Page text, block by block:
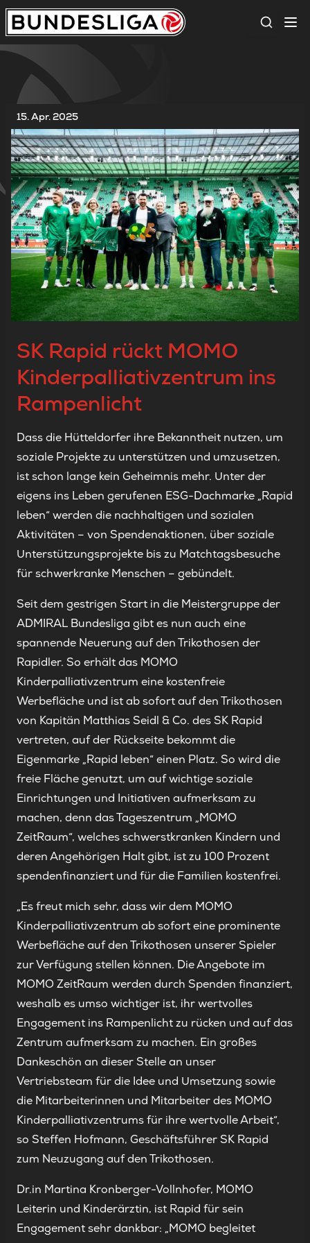
Suche
15. Apr. 2025
SK Rapid rückt MOMO
Kinderpalliativzentrum ins
Rampenlicht
Dass die Hütteldorfer ihre Bekanntheit nutzen, um
soziale Projekte zu unterstützen und umzusetzen,
ist schon lange kein Geheimnis mehr. Unter der
eigens ins Leben gerufenen ESG-Dachmarke „Rapid
leben“ werden die nachhaltigen und sozialen
Aktivitäten – von Spendenaktionen, über soziale
Unterstützungsprojekte bis zu Matchtagsbesuche
für schwerkranke Menschen – gebündelt.
Seit dem gestrigen Start in die Meistergruppe der
ADMIRAL Bundesliga gibt es nun auch eine
spannende Neuerung auf den Trikothosen der
Rapidler. So erhält das MOMO
Kinderpalliativzentrum eine kostenfreie
Werbefläche und ist ab sofort auf den Trikothosen
von Kapitän Matthias Seidl & Co. des SK Rapid
vertreten, auf der Rückseite bekommt die
Eigenmarke „Rapid leben“ einen Platz. So wird die
freie Fläche genutzt, um auf wichtige soziale
Einrichtungen und Initiativen aufmerksam zu
machen, denn das Tageszentrum „MOMO
ZeitRaum“, welches schwerstkranken Kindern und
deren Angehörigen Halt gibt, ist zu 100 Prozent
spendenfinanziert und für die Familien kostenfrei.
„Es freut mich sehr, dass wir dem MOMO
Kinderpalliativzentrum ab sofort eine prominente
Werbefläche auf den Trikothosen unserer Spieler
zur Verfügung stellen können. Die Angebote im
MOMO ZeitRaum werden durch Spenden finanziert,
weshalb es umso wichtiger ist, ihr wertvolles
Engagement ins Rampenlicht zu rücken und auf das
Zentrum aufmerksam zu machen. Ein großes
Dankeschön an dieser Stelle an unser
Vertriebsteam für die Idee und Umsetzung sowie
die Mitarbeiterinnen und Mitarbeiter des MOMO
Kinderpalliativzentrums für ihre wertvolle Arbeit“,
so Steffen Hofmann, Geschäftsführer SK Rapid
zum Neuzugang auf den Trikothosen.
Dr.in Martina Kronberger-Vollnhofer, MOMO
Leiterin und Kinderärztin, ist Rapid für sein
Engagement sehr dankbar: „MOMO begleitet